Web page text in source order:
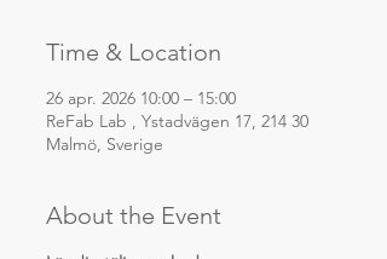
Time & Location
26 apr. 2026 10:00 – 15:00
ReFab Lab , Ystadvägen 17, 214 30
Malmö, Sverige
About the Event